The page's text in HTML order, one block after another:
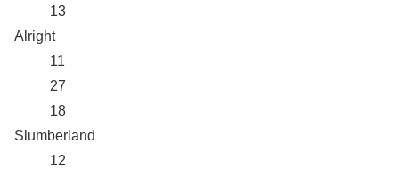
13
Alright
11
27
18
Slumberland
12